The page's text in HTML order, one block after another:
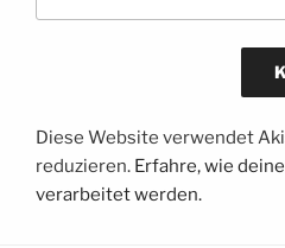
Diese Website verwendet
reduzieren. Erfahre, wie
verarbeitet werden.